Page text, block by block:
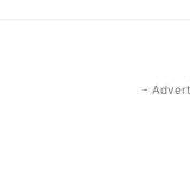
-